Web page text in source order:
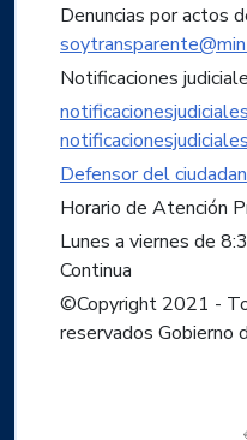
Denuncias por actos
Notificaciones
Defensor del
Horario de Atención
Lunes a viernes de
Continua
©Copyright 2021 -
reservados Gobierno